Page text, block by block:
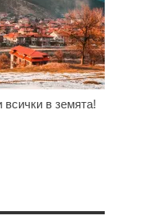
в земята!